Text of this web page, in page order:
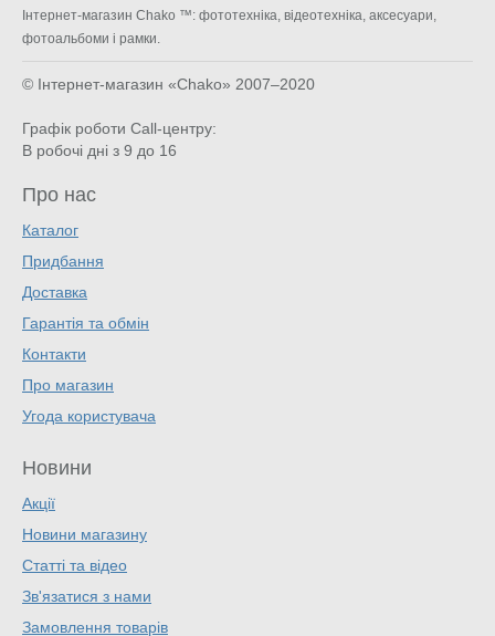
Інтернет-магазин Chako ™: фототехніка, відеотехніка, аксесуари,
фотоальбоми і рамки.
© Інтернет-магазин «Chako» 2007–2020
Графік роботи Call-центру:
В робочі дні з 9 до 16
Про нас
Каталог
Придбання
Доставка
Гарантія та обмін
Контакти
Про магазин
Угода користувача
Новини
Акції
Новини магазину
Статті та відео
Зв'язатися з нами
Замовлення товарів